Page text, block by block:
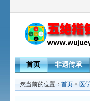
首页 非遗传承
您当前的位置： 首页 > 医